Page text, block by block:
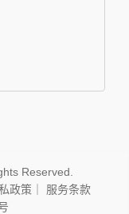
Reserved.
政策
服务条款